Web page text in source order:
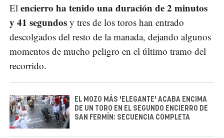
El encierro ha tenido una duración de 2 minutos
y 41 segundos y tres de los toros han entrado
descolgados del resto de la manada, dejando algunos
momentos de mucho peligro en el último tramo del
recorrido.
EL MOZO MÁS 'ELEGANTE' ACABA ENCIMA
DE UN TORO EN EL SEGUNDO ENCIERRO DE
SAN FERMÍN: SECUENCIA COMPLETA